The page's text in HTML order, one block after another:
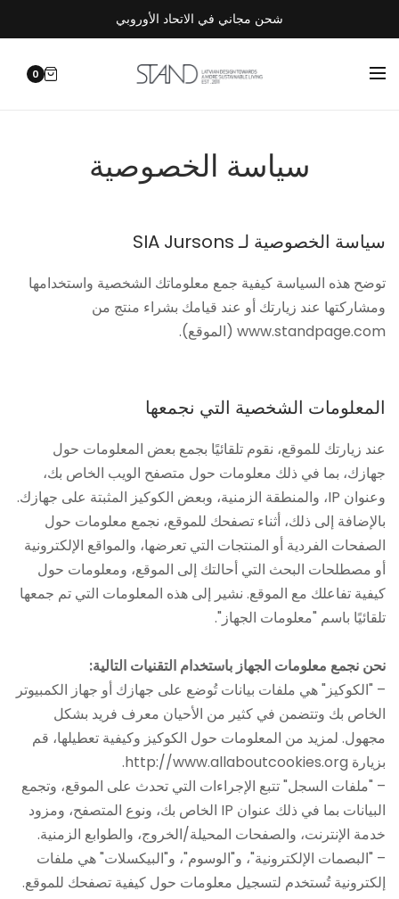
شحن مجاني في الاتحاد الأوروبي
0
سياسة الخصوصية
سياسة الخصوصية لـ SIA Jursons
توضح هذه السياسة كيفية جمع معلوماتك الشخصية واستخدامها
ومشاركتها عند زيارتك أو عند قيامك بشراء منتج من
www.standpage.com (الموقع).
المعلومات الشخصية التي نجمعها
عند زيارتك للموقع، نقوم تلقائيًا بجمع بعض المعلومات حول
جهازك، بما في ذلك معلومات حول متصفح الويب الخاص بك،
وعنوان IP، والمنطقة الزمنية، وبعض الكوكيز المثبتة على جهازك.
بالإضافة إلى ذلك، أثناء تصفحك للموقع، نجمع معلومات حول
الصفحات الفردية أو المنتجات التي تعرضها، والمواقع الإلكترونية
أو مصطلحات البحث التي أحالتك إلى الموقع، ومعلومات حول
كيفية تفاعلك مع الموقع. نشير إلى هذه المعلومات التي تم جمعها
تلقائيًا باسم "معلومات الجهاز".
نحن نجمع معلومات الجهاز باستخدام التقنيات التالية:
– "الكوكيز" هي ملفات بيانات تُوضع على جهازك أو جهاز الكمبيوتر
الخاص بك وتتضمن في كثير من الأحيان معرف فريد بشكل
مجهول. لمزيد من المعلومات حول الكوكيز وكيفية تعطيلها، قم
بزيارة http://www.allaboutcookies.org.
– "ملفات السجل" تتبع الإجراءات التي تحدث على الموقع، وتجمع
البيانات بما في ذلك عنوان IP الخاص بك، ونوع المتصفح، ومزود
خدمة الإنترنت، والصفحات المحيلة/الخروج، والطوابع الزمنية.
– "البصمات الإلكترونية"، و"الوسوم"، و"البيكسلات" هي ملفات
إلكترونية تُستخدم لتسجيل معلومات حول كيفية تصفحك للموقع.